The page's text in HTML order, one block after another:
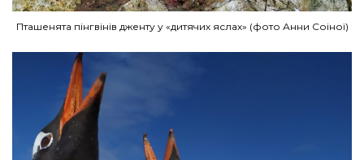
Пташенята пінгвінів дженту у «дитячих яслах» (фото Анни Соіної)